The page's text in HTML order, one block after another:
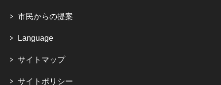
市民からの提案
Language
サイトマップ
サイトポリシー